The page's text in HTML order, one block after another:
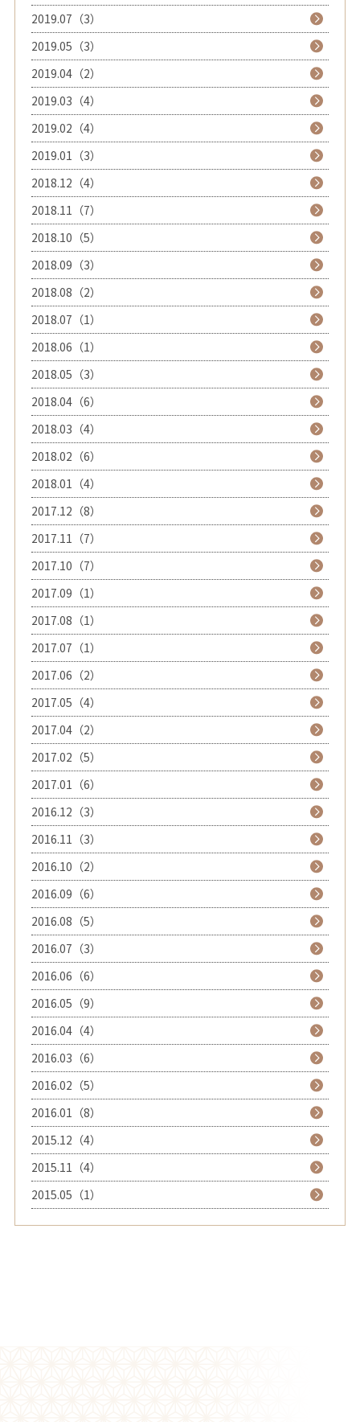
2019.07（3）
2019.05（3）
2019.04（2）
2019.03（4）
2019.02（4）
2019.01（3）
2018.12（4）
2018.11（7）
2018.10（5）
2018.09（3）
2018.08（2）
2018.07（1）
2018.06（1）
2018.05（3）
2018.04（6）
2018.03（4）
2018.02（6）
2018.01（4）
2017.12（8）
2017.11（7）
2017.10（7）
2017.09（1）
2017.08（1）
2017.07（1）
2017.06（2）
2017.05（4）
2017.04（2）
2017.02（5）
2017.01（6）
2016.12（3）
2016.11（3）
2016.10（2）
2016.09（6）
2016.08（5）
2016.07（3）
2016.06（6）
2016.05（9）
2016.04（4）
2016.03（6）
2016.02（5）
2016.01（8）
2015.12（4）
2015.11（4）
2015.05（1）